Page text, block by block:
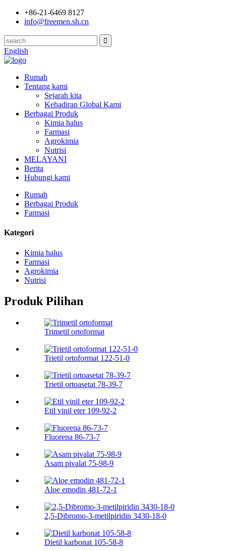
+86-21-6469 8127
info@freemen.sh.cn
English
Rumah
Tentang kami
Sejarah kita
Kehadiran Global Kami
Berbagai Produk
Kimia halus
Farmasi
Agrokimia
Nutrisi
MELAYANI
Berita
Hubungi kami
Rumah
Berbagai Produk
Farmasi
Kategori
Kimia halus
Farmasi
Agrokimia
Nutrisi
Produk Pilihan
Trimetil ortoformat
Trietil ortoformat 122-51-0
Trietil ortoasetat 78-39-7
Etil vinil eter 109-92-2
Fluorena 86-73-7
Asam pivalat 75-98-9
Aloe emodin 481-72-1
2,5-Dibromo-3-metilpiridin 3430-18-0
Dietil karbonat 105-58-8